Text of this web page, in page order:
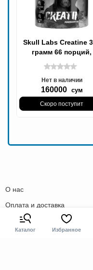
Skull Labs Creatine
грамм 66 порций,
Креатин Скулл лабс
Нет в наличии
160000 сум
Скоро поступит
Каталог Избранное
О нас
Оплата и доставка
Контакты